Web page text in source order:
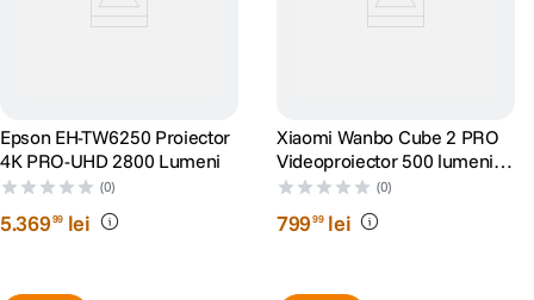
Epson EH-TW6250 Proiector
4K PRO-UHD 2800 Lumeni
(0)
5.36999 lei
Xiaomi Wanbo Cube 2 PRO
Videoproiector 500 lumeni
Full HD 1920x1080 Android
TV 11 Verde
(0)
79999 lei